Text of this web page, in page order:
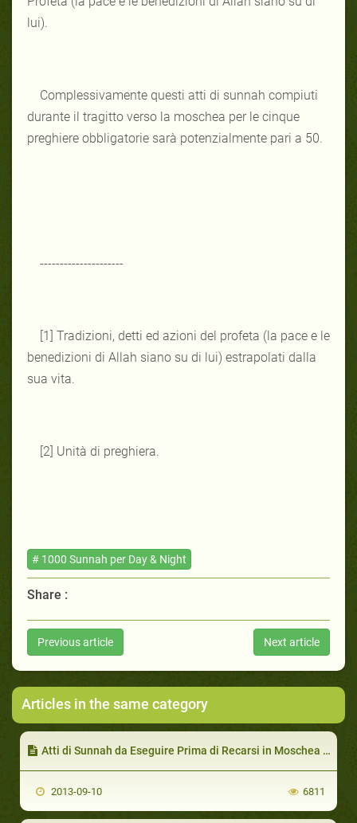
lui).
Complessivamente questi atti di sunnah compiuti
durante il tragitto verso la moschea per le cinque
preghiere obbligatorie sarà potenzialmente pari a 50.
---------------------
[1] Tradizioni, detti ed azioni del profeta (la pace e le
benedizioni di Allah siano su di lui) estrapolati dalla
sua vita.
[2] Unità di preghiera.
# 1000 Sunnah per Day & Night
Share :
Previous article Next article
Articles in the same category
Atti di Sunnah da Eseguire Prima di Recarsi in Moschea nel Giorno della Preghiera Congregazionale
2013-09-10 6811